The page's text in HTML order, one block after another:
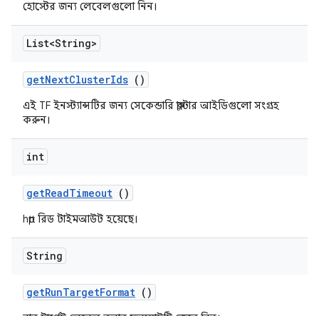
হোস্টের জন্য লেবেলগুলো নিন।
List<String>
getNextClusterIds ()
এই TF ইনস্ট্যান্সটির জন্য সেকেন্ডারি ক্লাস্টার আইডিগুলো সংগ্রহ
করুন।
int
getReadTimeout ()
http রিড টাইমআউট হয়েছে।
String
getRunTargetFormat ()